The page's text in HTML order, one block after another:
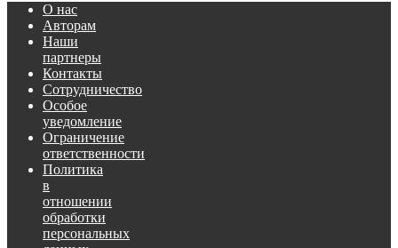
О нас
Авторам
Наши
партнеры
Контакты
Сотрудничество
Особое
уведомление
Ограничение
ответственности
Политика
в
отношении
обработки
персональных